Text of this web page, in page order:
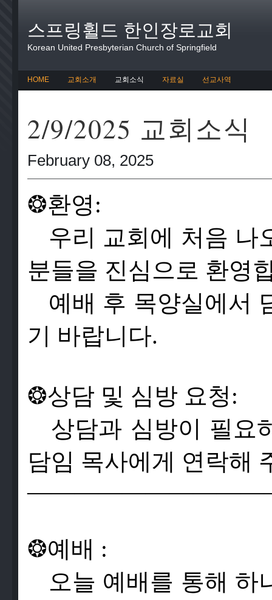
스프링휠드 한인장로교회
Korean United Presbyterian Church of Springfield
HOME 교회소개 교회소식 자료실 선교사역
2/9/2025 교회소식
February 08, 2025
❂환영:
우리 교회에 처음 나
분들을 진심으로 환영
예배 후 목양실에서
기 바랍니다.
❂상담 및 심 방 요청:
상담과 심 방이 필 요
담임 목사에게 연 락해
❂예배 :
오늘 예배를 통해 하